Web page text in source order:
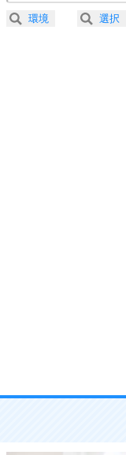
2.5倍速 （
3.0倍速 （
環境 選択